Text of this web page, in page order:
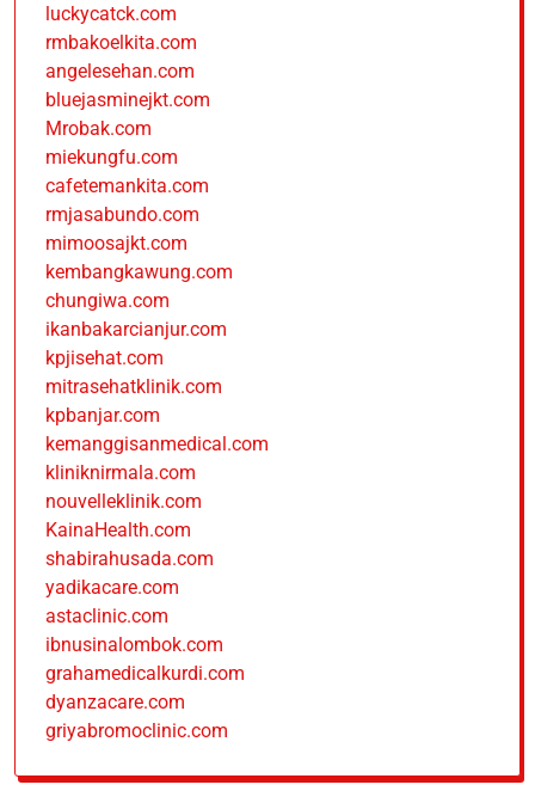
luckycatck.com
rmbakoelkita.com
angelesehan.com
bluejasminejkt.com
Mrobak.com
miekungfu.com
cafetemankita.com
rmjasabundo.com
mimoosajkt.com
kembangkawung.com
chungiwa.com
ikanbakarcianjur.com
kpjisehat.com
mitrasehatklinik.com
kpbanjar.com
kemanggisanmedical.com
kliniknirmala.com
nouvelleklinik.com
KainaHealth.com
shabirahusada.com
yadikacare.com
astaclinic.com
ibnusinalombok.com
grahamedicalkurdi.com
dyanzacare.com
griyabromoclinic.com